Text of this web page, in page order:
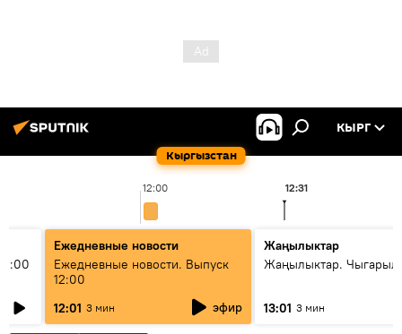
Кыргызстан
КЫРГ
12:00 12:31
Ежедневные новости
Ежедневные новости. Выпуск
12:00
12:01 3 мин эфир
Жаңылыктар
Жаңылыктар.
13:01 3 мин